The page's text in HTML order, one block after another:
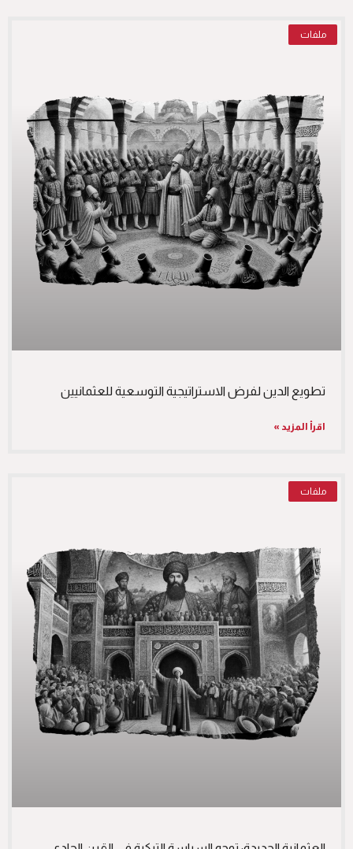
ملفات
تطويع الدين لفرض الاستراتيجية التوسعية للعثمانيين
اقرأ المزيد »
ملفات